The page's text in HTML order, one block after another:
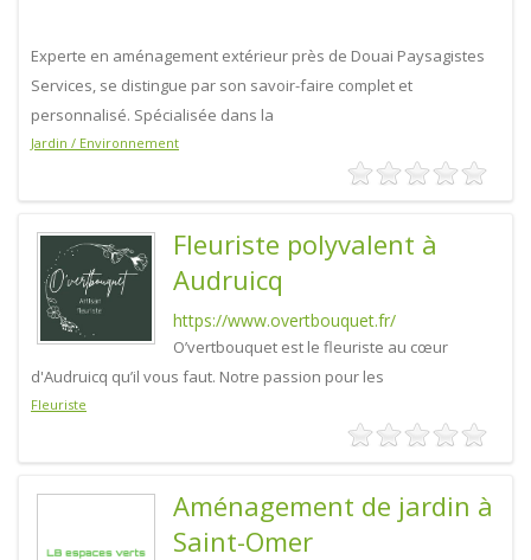
Experte en aménagement extérieur près de Douai Paysagistes
Services, se distingue par son savoir-faire complet et
personnalisé. Spécialisée dans la
Jardin / Environnement
Fleuriste polyvalent à
Audruicq
https://www.overtbouquet.fr/
O’vertbouquet est le fleuriste au cœur
d'Audruicq qu’il vous faut. Notre passion pour les
Fleuriste
Aménagement de jardin à
Saint-Omer